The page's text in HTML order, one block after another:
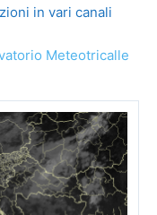
in vari canali
Meteotricalle